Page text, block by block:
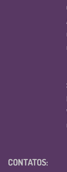
CONTATOS: